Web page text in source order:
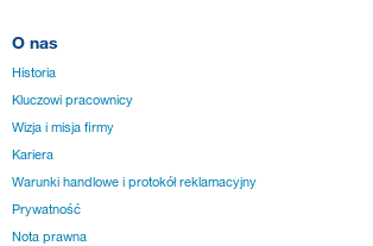
O nas
Historia
Kluczowi pracownicy
Wizja i misja firmy
Kariera
Warunki handlowe i protokół reklamacyjny
Prywatność
Nota prawna